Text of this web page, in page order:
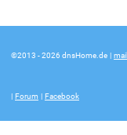
©2013 - 2026 dnsHome.de |
| Forum | Facebook